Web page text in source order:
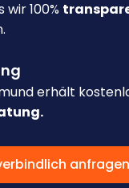
wir 100%
erhält
anfragen